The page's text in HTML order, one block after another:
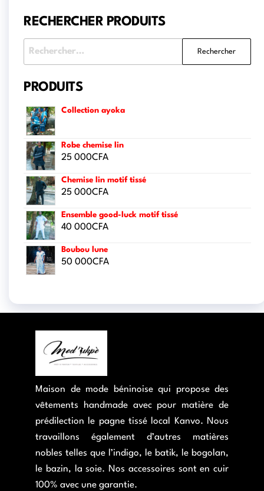
RECHERCHER PRODUITS
PRODUITS
Collection ayoka
Robe chemise lin
25 000CFA
Chemise lin motif tissé
25 000CFA
Ensemble good-luck motif tissé
40 000CFA
Boubou lune
50 000CFA
Maison de mode béninoise qui propose des
vêtements handmade avec pour matière de
prédilection le pagne tissé local Kanvo. Nous
travaillons également d’autres matières
nobles telles que l’indigo, le batik, le bogolan,
le bazin, la soie. Nos accessoires sont en cuir
100% avec une garantie.